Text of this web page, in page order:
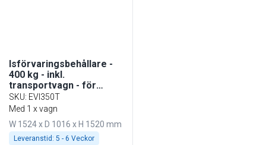
Isförvaringsbehållare -
400 kg - inkl.
transportvagn - för
ismaskinerna EWI403VHN,
EWMI335 & FEI390
SKU: EVI350T
Med 1 x vagn
W 1524 x D 1016 x H 1520 mm
Leveranstid: 5 - 6 Veckor